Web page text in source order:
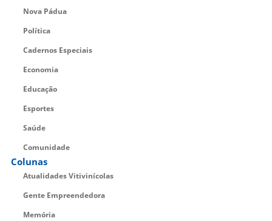
Nova Pádua
Política
Cadernos Especiais
Economia
Educação
Esportes
Saúde
Comunidade
Colunas
Atualidades Vitivinícolas
Gente Empreendedora
Memória